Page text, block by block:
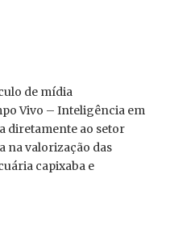
de mídia
Vivo – Inteligência em
diretamente ao setor
na valorização das
capixaba e